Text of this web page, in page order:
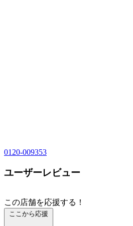
0120-009353
ユーザーレビュー
この店舗を応援する！
ここから応援